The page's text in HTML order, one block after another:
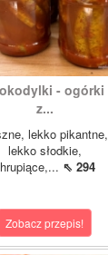
- ogórki
z...
lekko pikantne,
lekko słodkie,
⇖ 294
Zobacz przepis!